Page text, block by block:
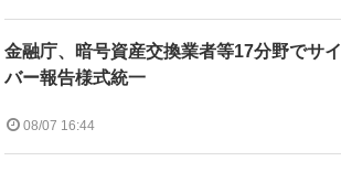
金融庁、暗号資産交換業者等17分野でサイ
バー報告様式統一
08/07 16:44